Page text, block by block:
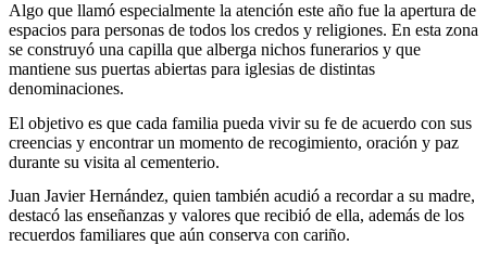
Algo que llamó especialmente la atención este año fue la apertura de
espacios para personas de todos los credos y religiones. En esta zona
se construyó una capilla que alberga nichos funerarios y que
mantiene sus puertas abiertas para iglesias de distintas
denominaciones.
El objetivo es que cada familia pueda vivir su fe de acuerdo con sus
creencias y encontrar un momento de recogimiento, oración y paz
durante su visita al cementerio.
Juan Javier Hernández, quien también acudió a recordar a su madre,
destacó las enseñanzas y valores que recibió de ella, además de los
recuerdos familiares que aún conserva con cariño.